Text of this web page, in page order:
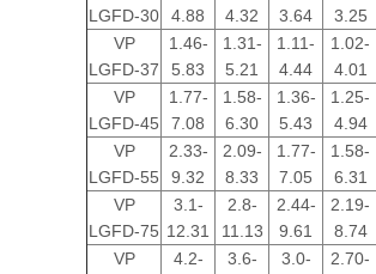
LGFD-30
4.88
4.32
3.64
3.25
VP
LGFD-37
1.46-
5.83
1.31-
5.21
1.11-
4.44
1.02-
4.01
VP
LGFD-45
1.77-
7.08
1.58-
6.30
1.36-
5.43
1.25-
4.94
VP
LGFD-55
2.33-
9.32
2.09-
8.33
1.77-
7.05
1.58-
6.31
VP
LGFD-75
3.1-
12.31
2.8-
11.13
2.44-
9.61
2.19-
8.74
VP
4.2-
3.6-
3.0-
2.70-